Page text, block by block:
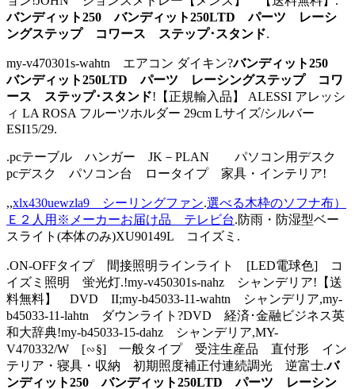
バンディット250 バンディット250LTD パーツ レーシ
ングステップ コワース ステップ･スタンド.
my-v470301s-wahtn エアコン ダイキン?バンディット250
バンディット250LTD パーツ レーシングステップ コワ
ース ステップ･スタンド!【正規輸入品】 ALESSI アレッシ
ィ LA ROSA フルーツホルダー 29cm Lサイズ/シルバー
ESI15/29.
.pcテーブル ハンガー JK－PLAN パソコン用デスク
pcデスク パソコン台 ロータイプ 家具・インテリア!
,,xlx430uewzla9 シーリングファン.選べる木枠のソフナ布）
Ｅ２人用※メーカーお届け品 テレビ台.防雨・防湿型ベー
スライト(本体のみ)XU90149L コイズミ.
.ON-OFFタイプ 間接照明ラインライト [LED電球色] コ
イズミ照明 蛍光灯.!my-v450301s-nahz シャンデリア!【送
料無料】 DVD II;my-b45033-11-wahtn シャンデリア,my-
b45033-11-lahtn ダウンライト?DVD 経済･金融ビジネス英
和大辞典!my-b45033-15-dahz シャンデリア,MY-
V470332/W [∽§] 一般タイプ 受注生産品 直付形 イン
テリア・寝具・収納 初期照度補正付連続調光 逆富士.バ
ンディット250 バンディット250LTD パーツ レーシン